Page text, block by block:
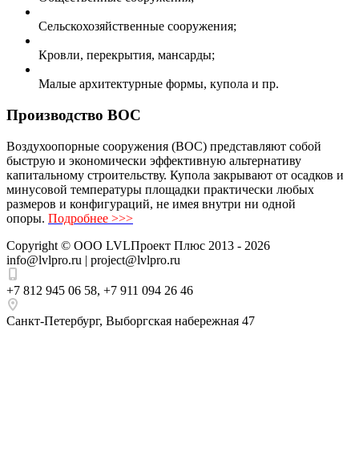
Сельскохозяйственные сооружения;
Кровли, перекрытия, мансарды;
Малые архитектурные формы, купола и пр.
Производство ВОС
Воздухоопорные сооружения (ВОС) представляют собой
быструю и экономически эффективную альтернативу
капитальному строительству. Купола закрывают от осадков и
минусовой температуры площадки практически любых
размеров и конфигураций, не имея внутри ни одной
опоры. Подробнее >>>
Copyright © ООО LVLПроект Плюс 2013 - 2026
info@lvlpro.ru | project@lvlpro.ru
+7 812 945 06 58, +7 911 094 26 46
Санкт-Петербург, Выборгская набережная 47